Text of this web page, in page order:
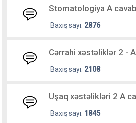
Stomatologiya A
Baxış sayı: 2876
Cərrahi xəstəliklər 2 -
Baxış sayı: 2108
Uşaq xəstəlikləri 2 A
Baxış sayı: 1845